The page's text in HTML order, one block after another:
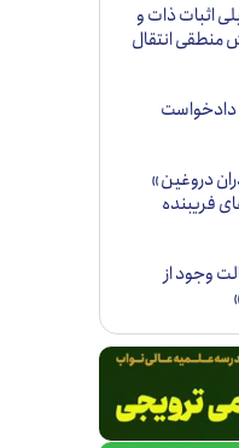
اثبات ذات و
منطقی انتقال
دروغین»
فریبنده
وجود از